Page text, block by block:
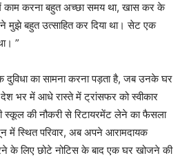
करना बहुत अच्छा समय था, खास कर के
मुझे बहुत उत्साहित कर दिया था। सेट एक
”
दुविधा का सामना करना पड़ता है, जब उनके घर
भर में आधे रास्ते में ट्रांसफर को स्वीकार
की नौकरी से रिटायरमेंट लेने का फैसला
में स्थित परिवार, अब अपने आरामदायक
के लिए छोटे नोटिस के बाद एक घर खोजने की